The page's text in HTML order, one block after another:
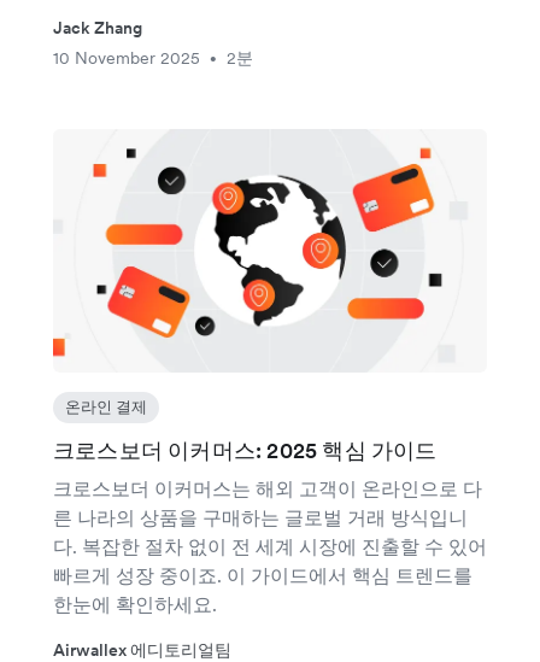
Jack Zhang
10 November 2025
• 2분
온라인 결제
크로스보더 이커머스: 2025 핵심 가이드
크로스보더 이커머스는 해외 고객이 온라인으로 다
른 나라의 상품을 구매하는 글로벌 거래 방식입니
다. 복잡한 절차 없이 전 세계 시장에 진출할 수 있어
빠르게 성장 중이죠. 이 가이드에서 핵심 트렌드를
한눈에 확인하세요.
Airwallex 에디토리얼팀